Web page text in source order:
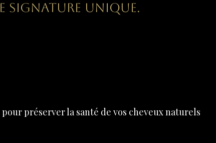
signature unique.
préserver la santé de vos cheveux naturels